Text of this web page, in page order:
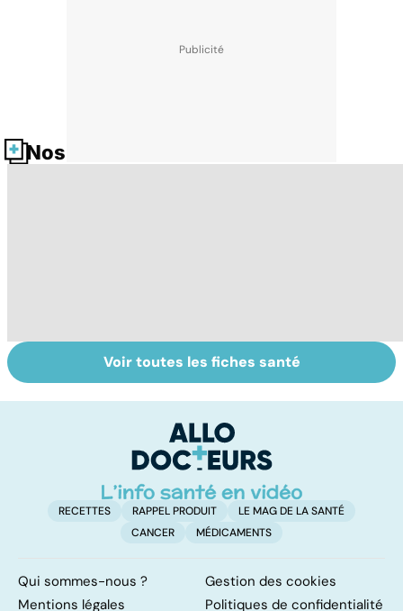
Nos fiches santé
Pneumothorax :
quand l'air
La méningite : à
traiter en
Voir toutes les fiches santé
RECETTES RAPPEL PRODUIT
LE MAG DE LA SANTÉ
CANCER
MÉDICAMENTS
Qui sommes-nous ?
Gestion des cookies
Mentions légales
Politiques de confidentialité